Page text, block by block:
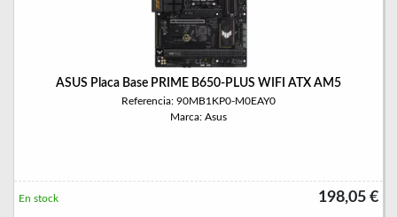
ASUS Placa Base PRIME B650-PLUS WIFI ATX AM5
Referencia: 90MB1KP0-M0EAY0
Marca: Asus
198,05 €
En stock